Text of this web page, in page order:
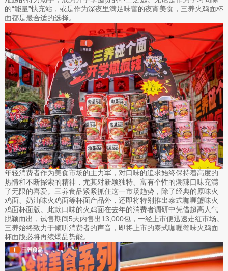
的“能量”快充站，或是作为深夜里满足味蕾的夜宵美食，三养火鸡面杯
面都是最合适的选择。
年轻消费者作为美食市场的主力军，对口味的追求始终保持着高度的
热情和不断探索的精神，尤其对新颖独特、富有个性的潮辣口味充满
了无限的喜爱。三养食品紧紧抓住这一市场趋势，除了经典的原味火
鸡面、奶油味火鸡面等杯面产品外，还即将特别推出泰式咖喱蟹味火
鸡面杯面版。此款口味的火鸡面在去年的消费者调研中凭借超高人气
脱颖而出，试售期间5天内售出13,000包，一经上市便迅速走红市场。
三养始终致力于倾听消费者的声音，即将上市的泰式咖喱蟹味火鸡面
杯面版必将再续爆品势能。